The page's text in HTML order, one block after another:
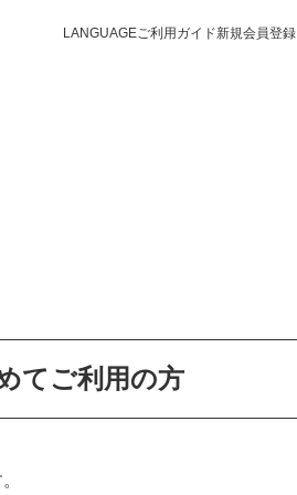
LANGUAGEご利用ガイド新規会員登録
てご利用の方